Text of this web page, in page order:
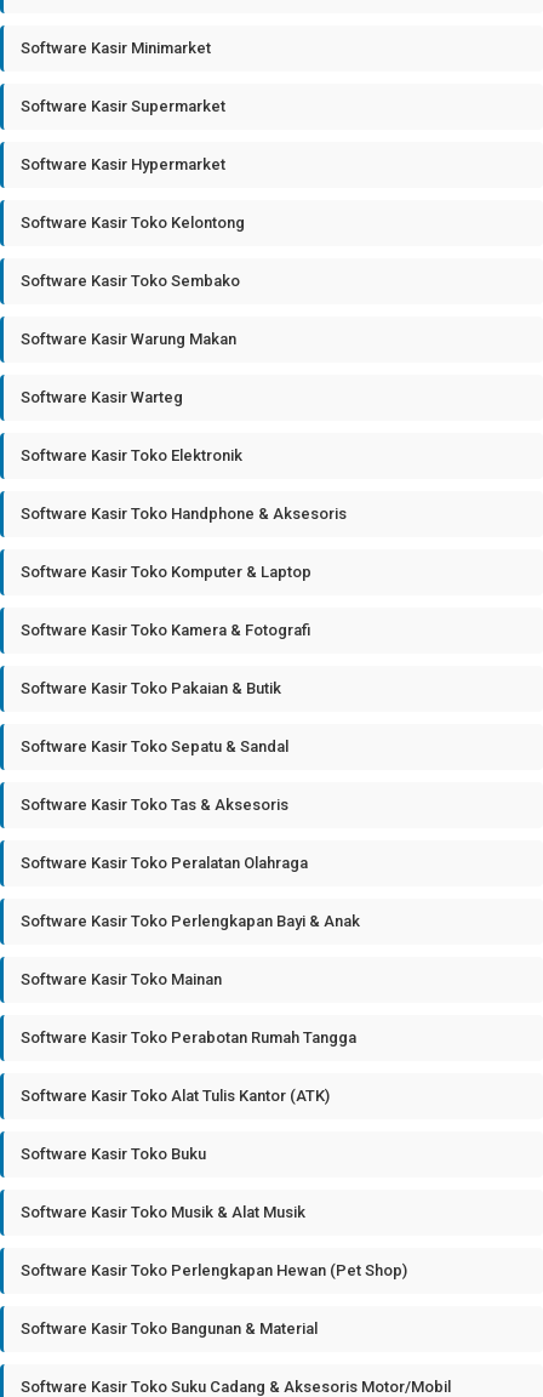
Software Kasir Minimarket
Software Kasir Supermarket
Software Kasir Hypermarket
Software Kasir Toko Kelontong
Software Kasir Toko Sembako
Software Kasir Warung Makan
Software Kasir Warteg
Software Kasir Toko Elektronik
Software Kasir Toko Handphone & Aksesoris
Software Kasir Toko Komputer & Laptop
Software Kasir Toko Kamera & Fotografi
Software Kasir Toko Pakaian & Butik
Software Kasir Toko Sepatu & Sandal
Software Kasir Toko Tas & Aksesoris
Software Kasir Toko Peralatan Olahraga
Software Kasir Toko Perlengkapan Bayi & Anak
Software Kasir Toko Mainan
Software Kasir Toko Perabotan Rumah Tangga
Software Kasir Toko Alat Tulis Kantor (ATK)
Software Kasir Toko Buku
Software Kasir Toko Musik & Alat Musik
Software Kasir Toko Perlengkapan Hewan (Pet Shop)
Software Kasir Toko Bangunan & Material
Software Kasir Toko Suku Cadang & Aksesoris Motor/Mobil